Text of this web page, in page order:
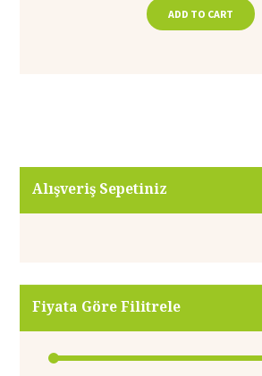
ADD TO CART
Alışveriş Sepetiniz
Fiyata Göre Filitrele